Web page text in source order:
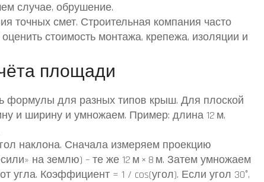
случае, обрушение.
точных смет. Строительная компания часто
стоимость монтажа, крепежа, изоляции и
площади
формулы для разных типов крыш. Для плоской
и ширину и умножаем. Пример: длина 12 м,
наклона. Сначала измеряем проекцию
на землю) – те же 12 м × 8 м. Затем умножаем
угла. Коэффициент = 1 / cos(угол). Если угол 30°,